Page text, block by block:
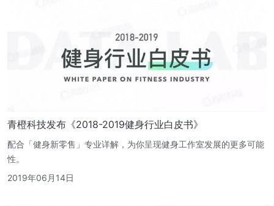
青橙科技发布《2018-2019健身行业白皮书》
配合「健身新零售」专业详解，为你呈现健身工作室发展的更多可能
性。
2019年06月14日